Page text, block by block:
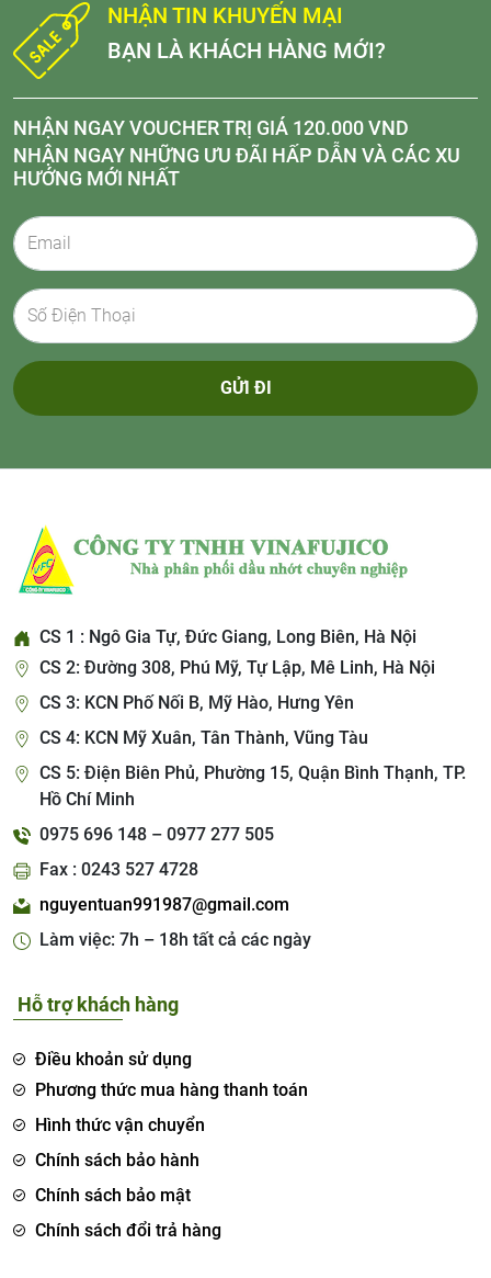
NHẬN TIN KHUYẾN MẠI
BẠN LÀ KHÁCH HÀNG MỚI?
NHẬN NGAY VOUCHER TRỊ GIÁ 120.000 VND
NHẬN NGAY NHỮNG ƯU ĐÃI HẤP DẪN VÀ CÁC XU
HƯỚNG MỚI NHẤT
GỬI ĐI
CS 1 : Ngô Gia Tự, Đức Giang, Long Biên, Hà Nội
CS 2: Đường 308, Phú Mỹ, Tự Lập, Mê Linh, Hà Nội
CS 3: KCN Phố Nối B, Mỹ Hào, Hưng Yên
CS 4: KCN Mỹ Xuân, Tân Thành, Vũng Tàu
CS 5: Điện Biên Phủ, Phường 15, Quận Bình Thạnh, TP.
Hồ Chí Minh
0975 696 148 – 0977 277 505
Fax : 0243 527 4728
nguyentuan991987@gmail.com
Làm việc: 7h – 18h tất cả các ngày
Hỗ trợ khách hàng
Điều khoản sử dụng
Phương thức mua hàng thanh toán
Hình thức vận chuyển
Chính sách bảo hành
Chính sách bảo mật
Chính sách đổi trả hàng